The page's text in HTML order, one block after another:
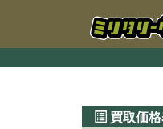
買取価